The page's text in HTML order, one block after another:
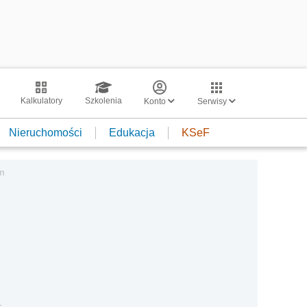
Kalkulatory Szkolenia Konto Serwisy
Nieruchomości Edukacja KSeF